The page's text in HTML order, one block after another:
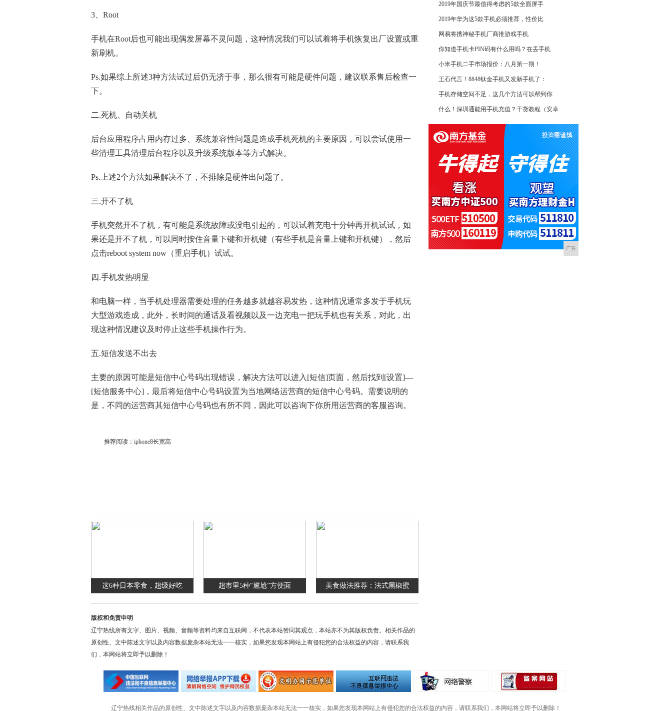
3、Root
手机在Root后也可能出现偶发屏幕不灵问题，这种情况我们可以试着将手机恢复出厂设置或重
新刷机。
Ps.如果综上所述3种方法试过后仍无济于事，那么很有可能是硬件问题，建议联系售后检查一
下。
二.死机、自动关机
后台应用程序占用内存过多、系统兼容性问题是造成手机死机的主要原因，可以尝试使用一
些清理工具清理后台程序以及升级系统版本等方式解决。
Ps.上述2个方法如果解决不了，不排除是硬件出问题了。
三.开不了机
手机突然开不了机，有可能是系统故障或没电引起的，可以试着充电十分钟再开机试试，如
果还是开不了机，可以同时按住音量下键和开机键（有些手机是音量上键和开机键），然后
点击reboot system now（重启手机）试试。
四.手机发热明显
和电脑一样，当手机处理器需要处理的任务越多就越容易发热，这种情况通常多发于手机玩
大型游戏造成，此外，长时间的通话及看视频以及一边充电一把玩手机也有关系，对此，出
现这种情况建议及时停止这些手机操作行为。
五.短信发送不出去
主要的原因可能是短信中心号码出现错误，解决方法可以进入[短信]页面，然后找到[设置]—
[短信服务中心]，最后将短信中心号码设置为当地网络运营商的短信中心号码。需要说明的
是，不同的运营商其短信中心号码也有所不同，因此可以咨询下你所用运营商的客服咨询。
推荐阅读： iphone8长宽高
这6种日本零食，超级好吃 超市里5种“尴尬”方便面 美食做法推荐：法式黑椒蜜
版权和免责申明
辽宁热线所有文字、图片、视频、音频等资料均来自互联网，不代表本站赞同其观点，本站亦不为其版权负责。相关作品的
原创性、文中陈述文字以及内容数据庞杂本站无法一一核实，如果您发现本网站上有侵犯您的合法权益的内容，请联系我
们，本网站将立即予以删除！
2019年国庆节最值得考虑的5款全面屏手
2019年华为这5款手机必须推荐，性价比
网易将携神秘手机厂商推游戏手机
你知道手机卡PIN码有什么用吗？在丢手机
小米手机二手市场报价：八月第一期！
王石代言！8848钛金手机又发新手机了：
手机存储空间不足，这几个方法可以帮到你
什么！深圳通能用手机充值？干货教程（安卓
广告
辽宁热线相关作品的原创性、文中陈述文字以及内容数据庞杂本站无法一一核实，如果您发现本网站上有侵犯您的合法权益的内容，请联系我们，本网站将立即予以删除！